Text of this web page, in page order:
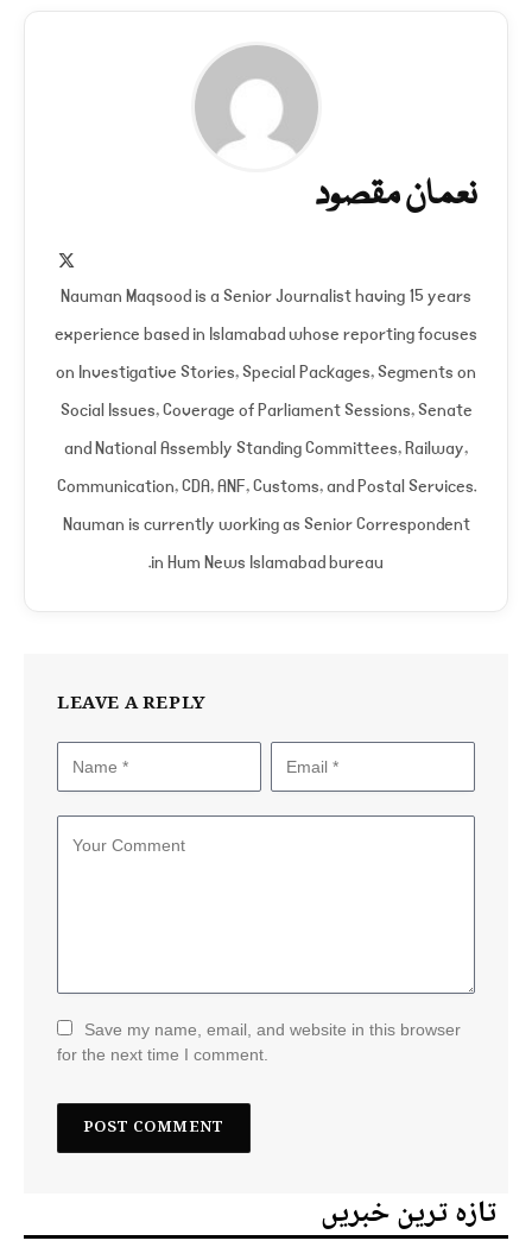
نعمان مقصود
Nauman Maqsood is a Senior Journalist having 15 years
experience based in Islamabad whose reporting focuses
on Investigative Stories, Special Packages, Segments on
Social Issues, Coverage of Parliament Sessions, Senate
and National Assembly Standing Committees, Railway,
Communication, CDA, ANF, Customs, and Postal Services.
Nauman is currently working as Senior Correspondent
in Hum News Islamabad bureau.
LEAVE A REPLY
Save my name, email, and website in this browser
for the next time I comment.
تازہ ترین خبریں